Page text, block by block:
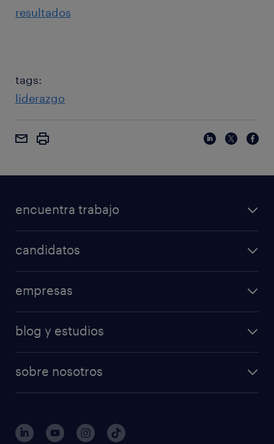
resultados
tags:
liderazgo
encuentra trabajo
candidatos
empresas
blog y estudios
sobre nosotros